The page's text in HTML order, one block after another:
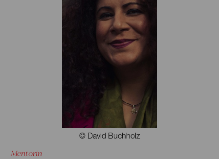
© David Buchholz
Mentorin